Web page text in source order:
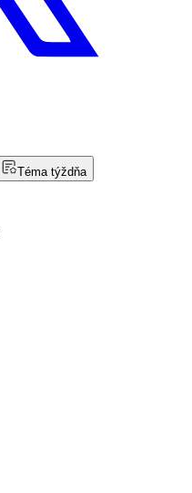
Téma týždňa